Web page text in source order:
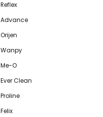
Reflex
Advance
Orijen
Wanpy
Me-O
Ever Clean
Proline
Felix